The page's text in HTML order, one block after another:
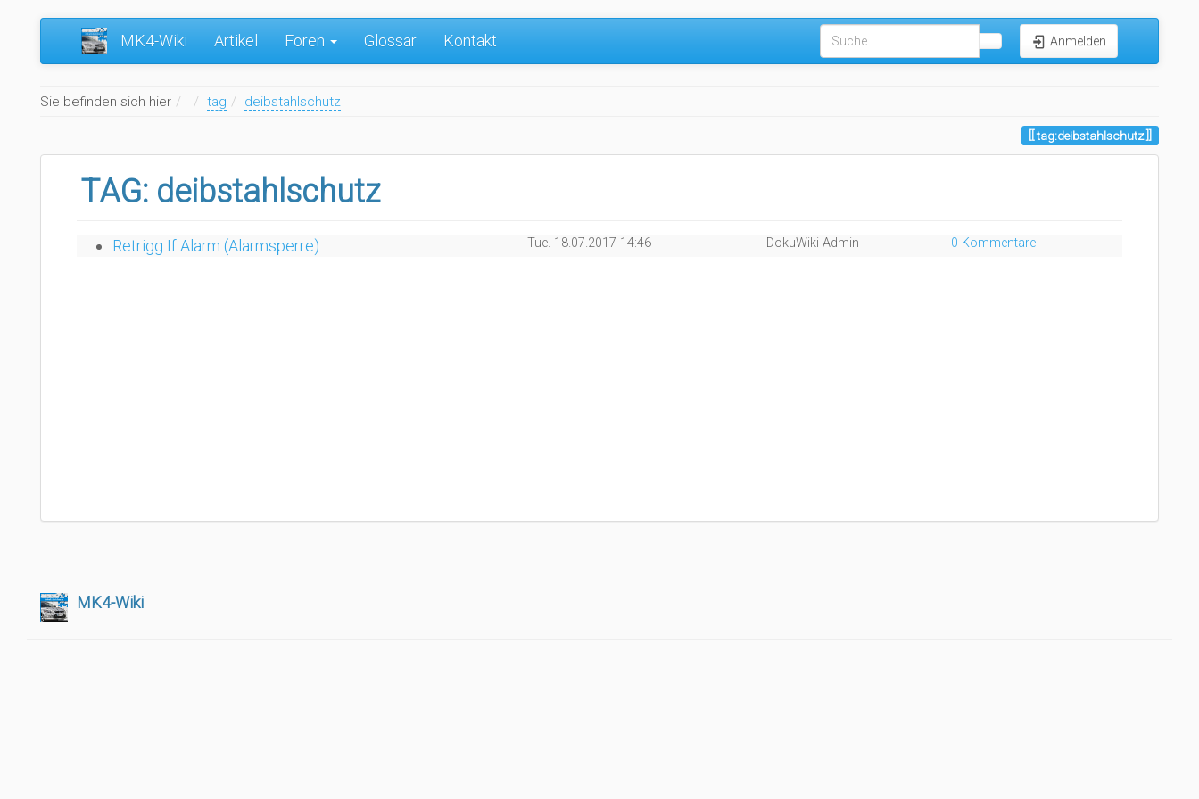
MK4-Wiki Artikel Foren Glossar Kontakt Anmelden
Sie befinden sich hier Home
tag deibstahlschutz
tag:deibstahlschutz
TAG: deibstahlschutz
Retrigg If Alarm (Alarmsperre) Tue. 18.07.2017 14:46 DokuWiki-Admin 0 Kommentare
MK4-Wiki